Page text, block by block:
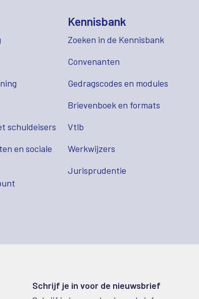
schuldeisers
en sociale
Kennisbank
Zoeken in de Kennisbank
Convenanten
Gedragscodes en modules
Brievenboek en formats
Vtlb
Werkwijzers
Jurisprudentie
Schrijf je in voor de nieuwsbrief